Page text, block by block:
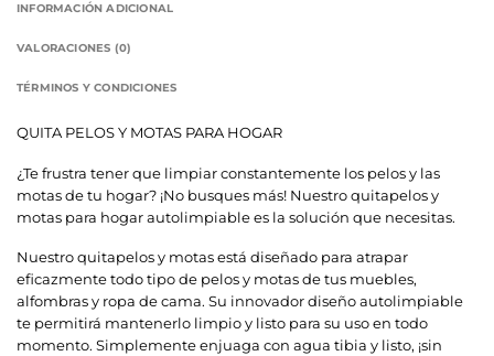
INFORMACIÓN ADICIONAL
VALORACIONES (0)
TÉRMINOS Y CONDICIONES
QUITA PELOS Y MOTAS PARA HOGAR
¿Te frustra tener que limpiar constantemente los pelos y las
motas de tu hogar? ¡No busques más! Nuestro quitapelos y
motas para hogar autolimpiable es la solución que necesitas.
Nuestro quitapelos y motas está diseñado para atrapar
eficazmente todo tipo de pelos y motas de tus muebles,
alfombras y ropa de cama. Su innovador diseño autolimpiable
te permitirá mantenerlo limpio y listo para su uso en todo
momento. Simplemente enjuaga con agua tibia y listo, ¡sin